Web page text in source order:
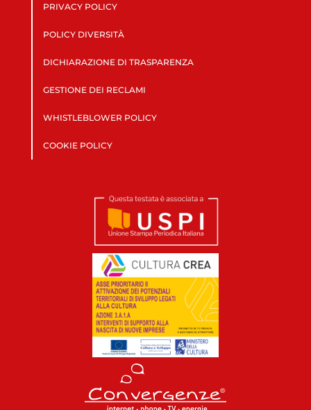
PRIVACY POLICY
POLICY DIVERSITÀ
DICHIARAZIONE DI TRASPARENZA
GESTIONE DEI RECLAMI
WHISTLEBLOWER POLICY
COOKIE POLICY